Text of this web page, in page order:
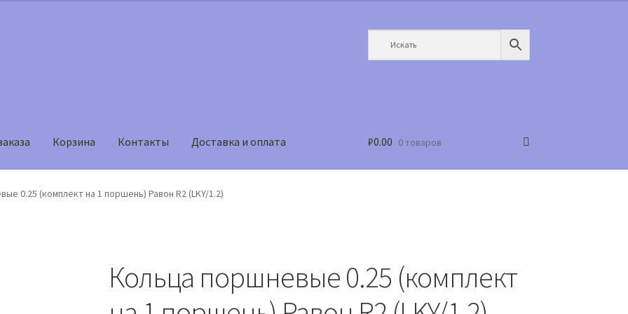
Корзина Контакты Доставка и оплата
Мой аккаунт Оформление заказа
₽0.00 0 товаров
0.25 (комплект на 1 поршень) Равон R2 (LKY/1.2)
Кольца поршневые 0.25 (комплект